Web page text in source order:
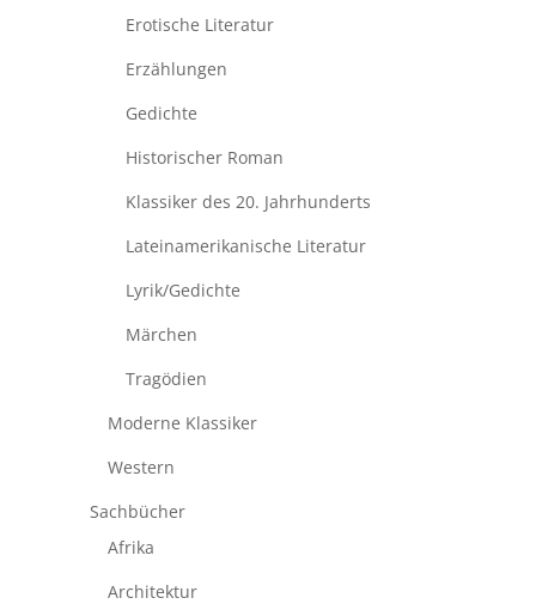
Erotische Literatur
Erzählungen
Gedichte
Historischer Roman
Klassiker des 20. Jahrhunderts
Lateinamerikanische Literatur
Lyrik/Gedichte
Märchen
Tragödien
Moderne Klassiker
Western
Sachbücher
Afrika
Architektur